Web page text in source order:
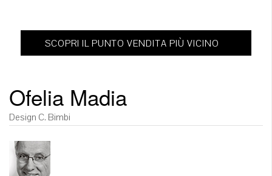
SCOPRI IL PUNTO VENDITA PIÙ VICINO
Ofelia Madia
Design C. Bimbi